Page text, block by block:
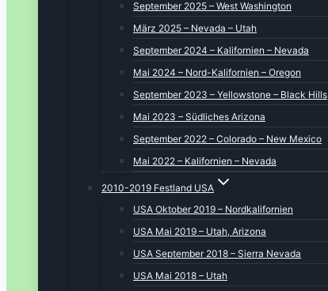
September 2025 – West Washington
März 2025 – Nevada – Utah
September 2024 – Kalifornien – Nevada
Mai 2024 – Nord-Kalifornien – Oregon
September 2023 – Yellowstone – Black Hills
Mai 2023 – Südliches Arizona
September 2022 – Colorado – New Mexico
Mai 2022 – Kalifornien – Nevada
2010-2019 Festland USA
USA Oktober 2019 – Nordkalifornien
USA Mai 2019 – Utah, Arizona
USA September 2018 – Sierra Nevada
USA Mai 2018 – Utah